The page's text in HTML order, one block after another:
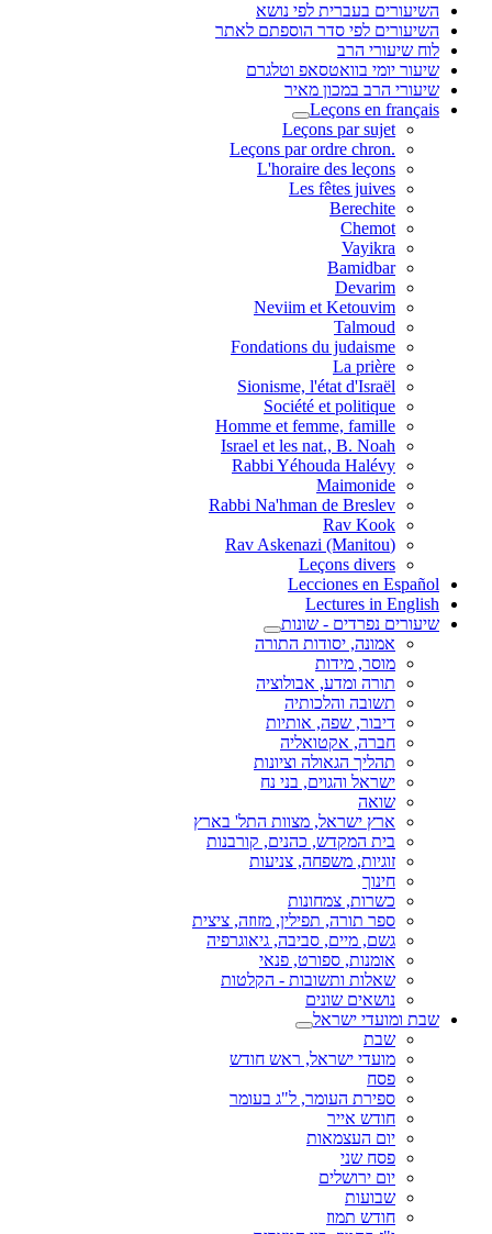
השיעורים בעברית לפי נושא
השיעורים לפי סדר הוספתם לאתר
לוח שיעורי הרב
שיעור יומי בוואטסאפ וטלגרם
שיעורי הרב במכון מאיר
Leçons en français
Leçons par sujet
.Leçons par ordre chron
L'horaire des leçons
Les fêtes juives
Berechite
Chemot
Vayikra
Bamidbar
Devarim
Neviim et Ketouvim
Talmoud
Fondations du judaisme
La prière
Sionisme, l'état d'Israël
Société et politique
Homme et femme, famille
Israel et les nat., B. Noah
Rabbi Yéhouda Halévy
Maimonide
Rabbi Na'hman de Breslev
Rav Kook
(Rav Askenazi (Manitou
Leçons divers
Lecciones en Español
Lectures in English
שיעורים נפרדים - שונות
אמונה, יסודות התורה
מוסר, מידות
תורה ומדע, אבולוציה
תשובה והלכותיה
דיבור, שפה, אותיות
חברה, אקטואליה
תהליך הגאולה וציונות
ישראל והגוים, בני נח
שואה
ארץ ישראל, מצוות התל' בארץ
בית המקדש, כהנים, קורבנות
זוגיות, משפחה, צניעות
חינוך
כשרות, צמחונות
ספר תורה, תפילין, מזוזה, ציצית
גשם, מיים, סביבה, גיאוגרפיה
אומנות, ספורט, פנאי
שאלות ותשובות - הקלטות
נושאים שונים
שבת ומועדי ישראל
שבת
מועדי ישראל, ראש חודש
פסח
ספירת העומר, ל"ג בעומר
חודש אייר
יום העצמאות
פסח שני
יום ירושלים
שבועות
חודש תמוז